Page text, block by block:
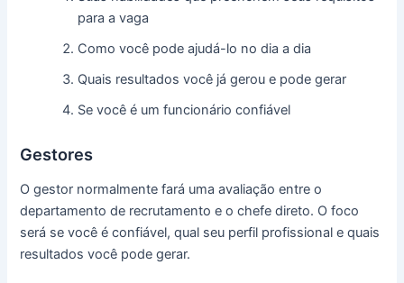
para a vaga
Como você pode ajudá-lo no dia a dia
Quais resultados você já gerou e pode gerar
Se você é um funcionário confiável
Gestores
O gestor normalmente fará uma avaliação entre o
departamento de recrutamento e o chefe direto. O foco
será se você é confiável, qual seu perfil profissional e quais
resultados você pode gerar.